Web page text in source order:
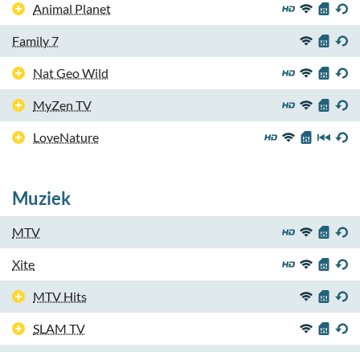
Animal Planet
Family 7
Nat Geo Wild
MyZen TV
LoveNature
Muziek
MTV
Xite
MTV Hits
SLAM TV